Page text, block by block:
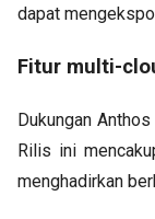
dapat
Fitur multi-
Dukungan
Rilis ini
menghadirkan